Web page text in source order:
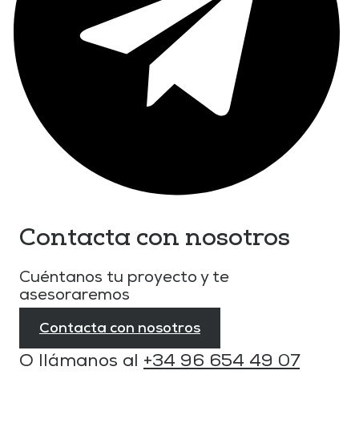
Contacta con nosotros
Cuéntanos tu proyecto y te
asesoraremos
Contacta con nosotros
O llámanos al +34 96 654 49 07